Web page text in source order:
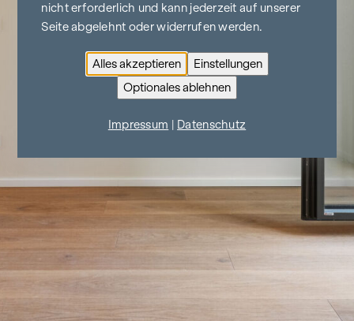
nicht erforderlich und kann jederzeit auf unserer
Seite abgelehnt oder widerrufen werden.
Alles akzeptieren
Einstellungen
Optionales ablehnen
Impressum Datenschutz